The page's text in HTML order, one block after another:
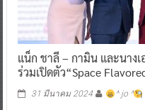
แน็ก ชาลี – กามิน และนาง
ร่วมเปิดตัว“Space
31 มีนาคม 2024 ^ jo ^